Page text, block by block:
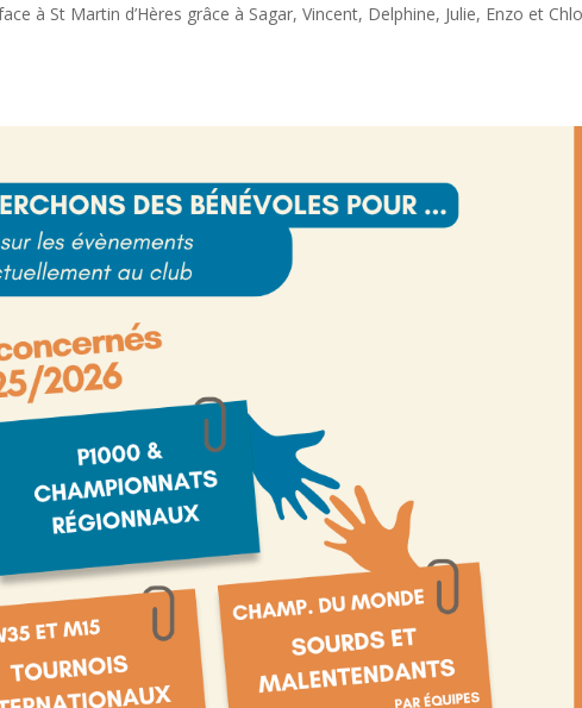
à St Martin d’Hères grâce à Sagar, Vincent, Delphine, Julie, Enzo et